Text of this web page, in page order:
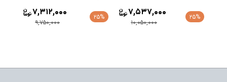
25%
10,050,000
7,537,000
25%
9,750,000
7,312,000